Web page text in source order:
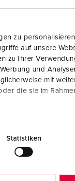
zu
auf unsere
zu Ihrer
und
mit
die sie im
Statistiken